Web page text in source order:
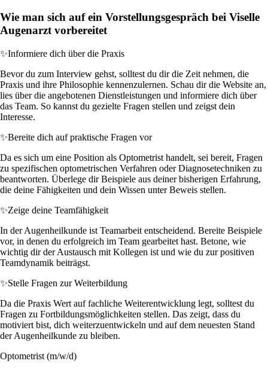
Wie man sich auf ein Vorstellungsgespräch bei Viselle
Augenarzt vorbereitet
✨Informiere dich über die Praxis
Bevor du zum Interview gehst, solltest du dir die Zeit nehmen, die
Praxis und ihre Philosophie kennenzulernen. Schau dir die Website an,
lies über die angebotenen Dienstleistungen und informiere dich über
das Team. So kannst du gezielte Fragen stellen und zeigst dein
Interesse.
✨Bereite dich auf praktische Fragen vor
Da es sich um eine Position als Optometrist handelt, sei bereit, Fragen
zu spezifischen optometrischen Verfahren oder Diagnosetechniken zu
beantworten. Überlege dir Beispiele aus deiner bisherigen Erfahrung,
die deine Fähigkeiten und dein Wissen unter Beweis stellen.
✨Zeige deine Teamfähigkeit
In der Augenheilkunde ist Teamarbeit entscheidend. Bereite Beispiele
vor, in denen du erfolgreich im Team gearbeitet hast. Betone, wie
wichtig dir der Austausch mit Kollegen ist und wie du zur positiven
Teamdynamik beiträgst.
✨Stelle Fragen zur Weiterbildung
Da die Praxis Wert auf fachliche Weiterentwicklung legt, solltest du
Fragen zu Fortbildungsmöglichkeiten stellen. Das zeigt, dass du
motiviert bist, dich weiterzuentwickeln und auf dem neuesten Stand
der Augenheilkunde zu bleiben.
Optometrist (m/w/d)